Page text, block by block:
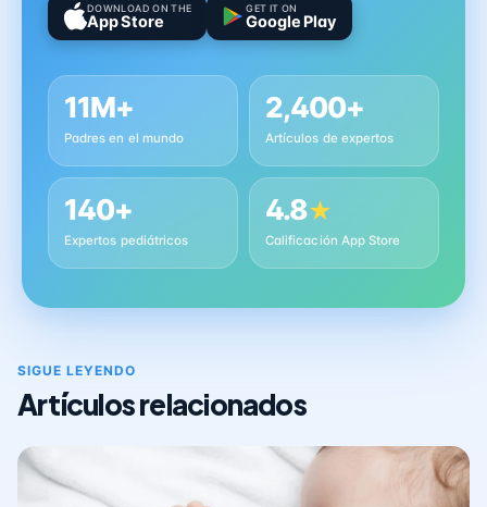
DOWNLOAD ON THE
App Store
GET IT ON
Google Play
11M+
Padres en el mundo
2,400+
Artículos de expertos
140+
Expertos pediátricos
4.8★
Calificación App Store
SIGUE LEYENDO
Artículos relacionados